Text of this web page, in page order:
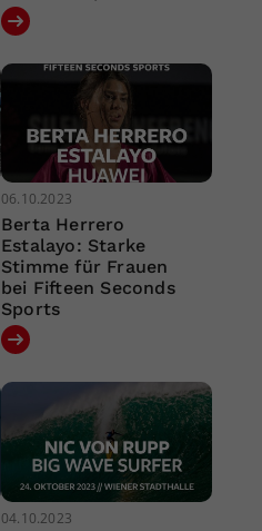
06.10.2023
Berta Herrero
Estalayo: Starke
Stimme für Frauen
bei Fifteen Seconds
Sports
04.10.2023